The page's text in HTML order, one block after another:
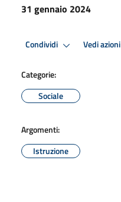
31 gennaio 2024
Condividi Vedi azioni
Categorie:
Sociale
Argomenti:
Istruzione